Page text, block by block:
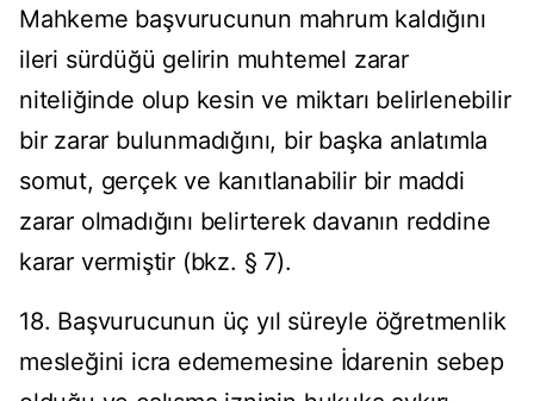
Mahkeme başvurucunun mahrum kaldığını
ileri sürdüğü gelirin muhtemel zarar
niteliğinde olup kesin ve miktarı belirlenebilir
bir zarar bulunmadığını, bir başka anlatımla
somut, gerçek ve kanıtlanabilir bir maddi
zarar olmadığını belirterek davanın reddine
karar vermiştir (bkz. § 7).
18. Başvurucunun üç yıl süreyle öğretmenlik
mesleğini icra edememesine İdarenin sebep